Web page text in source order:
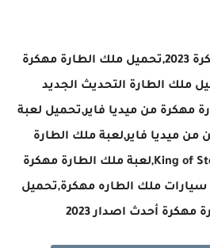
تحميل ملك الطارة مهكرة 2023,تحميل ملك الطارة مهكرة
2023,تحميل ملك الطارة التحديث الجديد
مهكرة من ميديا فاير,تحميل لعبة
ميديا فاير,لعبة ملك الطارة
مهكرة,King of Steering Apk Mod,لعبة ملك الطارة مهكرة
سيارات ملك الطاره مهكرة,تحميل
مهكرة أحدث اصدار 2023